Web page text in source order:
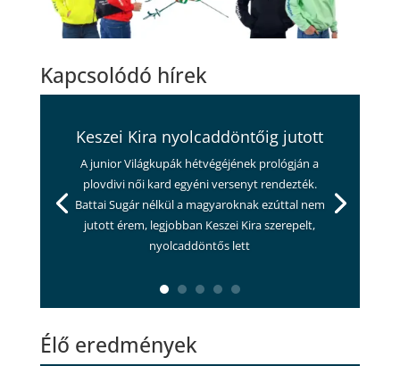
Kapcsolódó hírek
Keszei Kira nyolcaddöntőig jutott
A junior Világkupák hétvégéjének prológján a
plovdivi női kard egyéni versenyt rendezték.
Battai Sugár nélkül a magyaroknak ezúttal nem
jutott érem, legjobban Keszei Kira szerepelt,
nyolcaddöntős lett
Élő eredmények